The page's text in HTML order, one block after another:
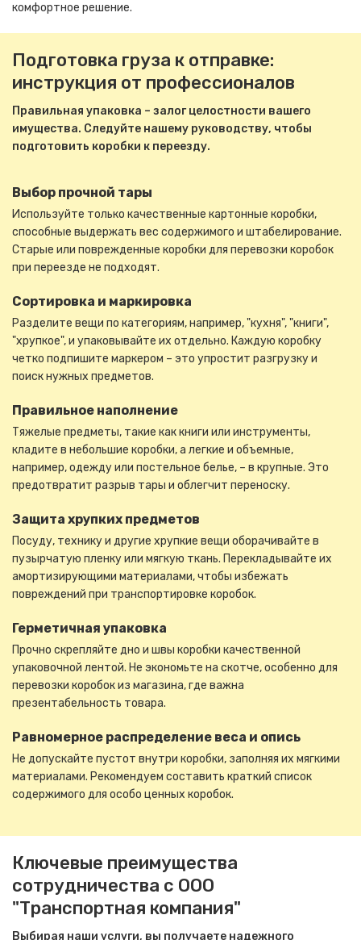
комфортное решение.
Подготовка груза к отправке:
инструкция от профессионалов
Правильная упаковка – залог целостности вашего
имущества. Следуйте нашему руководству, чтобы
подготовить коробки к переезду.
Выбор прочной тары
Используйте только качественные картонные коробки,
способные выдержать вес содержимого и штабелирование.
Старые или поврежденные коробки для перевозки коробок
при переезде не подходят.
Сортировка и маркировка
Разделите вещи по категориям, например, "кухня", "книги",
"хрупкое", и упаковывайте их отдельно. Каждую коробку
четко подпишите маркером – это упростит разгрузку и
поиск нужных предметов.
Правильное наполнение
Тяжелые предметы, такие как книги или инструменты,
кладите в небольшие коробки, а легкие и объемные,
например, одежду или постельное белье, – в крупные. Это
предотвратит разрыв тары и облегчит переноску.
Защита хрупких предметов
Посуду, технику и другие хрупкие вещи оборачивайте в
пузырчатую пленку или мягкую ткань. Перекладывайте их
амортизирующими материалами, чтобы избежать
повреждений при транспортировке коробок.
Герметичная упаковка
Прочно скрепляйте дно и швы коробки качественной
упаковочной лентой. Не экономьте на скотче, особенно для
перевозки коробок из магазина, где важна
презентабельность товара.
Равномерное распределение веса и опись
Не допускайте пустот внутри коробки, заполняя их мягкими
материалами. Рекомендуем составить краткий список
содержимого для особо ценных коробок.
Ключевые преимущества
сотрудничества с ООО
"Транспортная компания"
Выбирая наши услуги, вы получаете надежного